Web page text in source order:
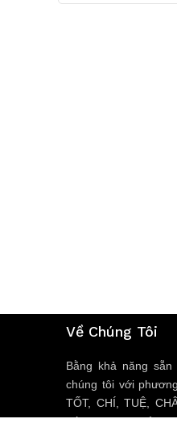
Về Chúng Tôi
Bằng khả năng
chúng tôi với
TỐT, CHÍ, TUỆ,